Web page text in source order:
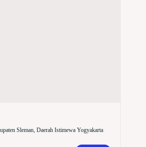
Sleman, Daerah Istimewa Yogyakarta